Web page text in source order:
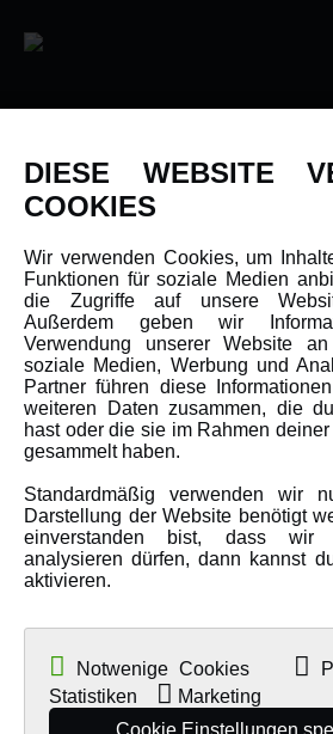
Newsletter
Karriere
Amewi Kataloge
MEHR VON AMEWI
AMXRacing - Qualitäts RC-Zubehör
Malinos - Die kreative Seite von
Werden Sie Amewi Händler
Amewi B2B-Shop
DIESE WEBSITE
COOKIES
Wir verwenden Cookies, um
Funktionen für soziale Medien
die Zugriffe auf unsere
Außerdem geben wir
Verwendung unserer Website
soziale Medien, Werbung und
Partner führen diese
weiteren Daten zusammen, die
hast oder die sie im Rahmen
gesammelt haben.
Standardmäßig verwenden wir
Darstellung der Website benötigt
einverstanden bist, dass wir
analysieren dürfen, dann kannst
aktivieren.
Notwenige Cookies
Statistiken
Marketing
Cookie Einstellungen